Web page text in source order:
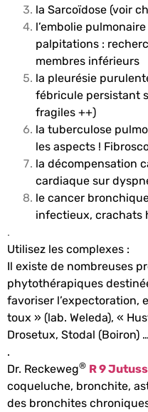
la Sarcoïdose (voir
l’embolie
palpitations :
membres inférieurs
la pleurésie
fébricule persistant
fragiles ++)
la tuberculose
les aspects !
la décompensation
cardiaque sur
le cancer
infectieux, crachats
.
Utilisez les complexes :
Il existe de nombreuses
phytothérapiques
favoriser l’expectoration,
toux » (lab. Weleda), «
Drosetux, Stodal (Boiron) …
.
Dr. Reckeweg® R 9
coqueluche, bronchite,
des bronchites